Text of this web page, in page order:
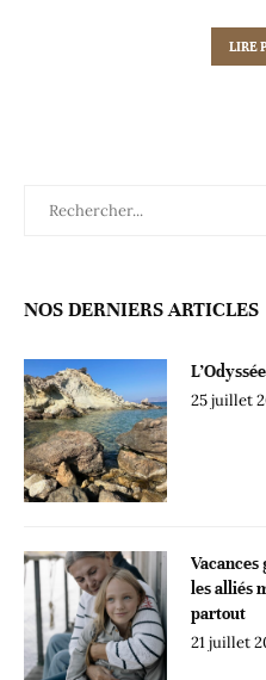
LIRE
NOS DERNIERS ARTICLES
25 juillet
les alliés
partout
21 juillet